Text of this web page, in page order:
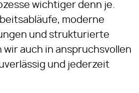
wichtiger denn je.
moderne
und strukturierte
wir auch in anspruchsvollen
und jederzeit